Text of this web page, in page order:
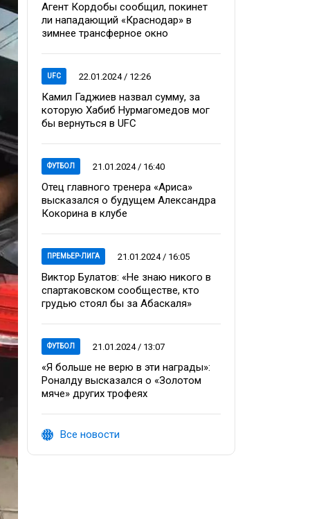
Агент Кордобы сообщил, покинет
ли нападающий «Краснодар» в
зимнее трансферное окно
UFC 22.01.2024 / 12:26
Камил Гаджиев назвал сумму, за
которую Хабиб Нурмагомедов мог
бы вернуться в UFC
ФУТБОЛ 21.01.2024 / 16:40
Отец главного тренера «Ариса»
высказался о будущем Александра
Кокорина в клубе
ПРЕМЬЕР-ЛИГА 21.01.2024 / 16:05
Виктор Булатов: «Не знаю никого в
спартаковском сообществе, кто
грудью стоял бы за Абаскаля»
ФУТБОЛ 21.01.2024 / 13:07
«Я больше не верю в эти награды»:
Роналду высказался о «Золотом
мяче» других трофеях
Все новости